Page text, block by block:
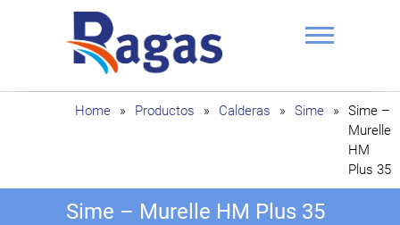
Ragas
Home » Productos » Calderas » Sime »
Sime –
Murelle
HM
Plus 35
Sime – Murelle HM Plus 35